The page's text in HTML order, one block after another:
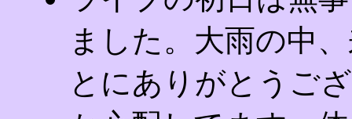
ました。大雨の中
とにありがとうご